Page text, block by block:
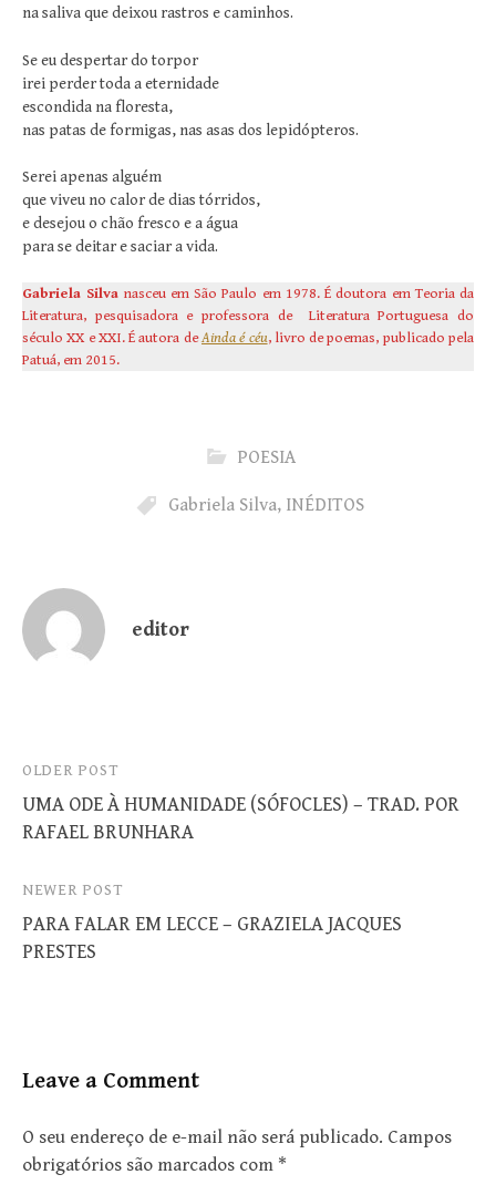
na saliva que deixou rastros e caminhos.
Se eu despertar do torpor
irei perder toda a eternidade
escondida na floresta,
nas patas de formigas, nas asas dos lepidópteros.
Serei apenas alguém
que viveu no calor de dias tórridos,
e desejou o chão fresco e a água
para se deitar e saciar a vida.
Gabriela Silva nasceu em São Paulo em 1978. É doutora em Teoria da
Literatura, pesquisadora e professora de Literatura Portuguesa do
século XX e XXI. É autora deAinda é céu, livro de poemas, publicado pela
Patuá, em 2015.
POESIA
Gabriela Silva, INÉDITOS
editor
Post
navigation
OLDER POST
UMA ODE À HUMANIDADE (SÓFOCLES) – TRAD. POR
RAFAEL BRUNHARA
NEWER POST
PARA FALAR EM LECCE – GRAZIELA JACQUES
PRESTES
Leave a Comment
O seu endereço de e-mail não será publicado. Campos
obrigatórios são marcados com *